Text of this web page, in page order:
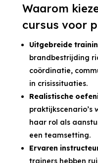
Waarom
cursus voor
Uitgebreide
brandbestrijding
coördinatie,
in crisissituaties.
Realistische
praktijkscenario’s
haar rol als
een teamsetting.
Ervaren
trainers hebben